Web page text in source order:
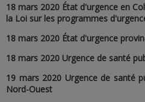
18 mars 2020 État d'urgence en
la Loi sur les programmes
18 mars 2020 État d'urgence
18 mars 2020 Urgence de santé
19 mars 2020 Urgence de santé
Nord-Ouest